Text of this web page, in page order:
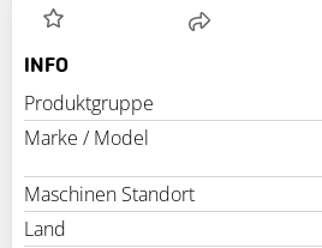
INFO
Produktgruppe
Marke / Model
Maschinen Standort
Land